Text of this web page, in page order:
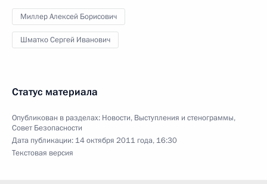
Миллер Алексей Борисович
Шматко Сергей Иванович
Статус материала
Опубликован в разделах: Новости, Выступления и стенограммы,
Совет Безопасности
Дата публикации: 14 октября 2011 года, 16:30
Текстовая версия